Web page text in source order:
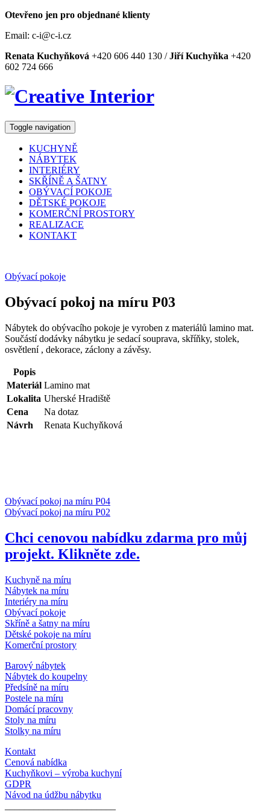
Otevřeno jen pro objednané klienty
Email: c-i@c-i.cz
Renata Kuchyňková +420 606 440 130 /Jiří Kuchyňka +420
602 724 666
Toggle navigation
KUCHYNĚ
NÁBYTEK
INTERIÉRY
SKŘÍNĚ A ŠATNY
OBÝVACÍ POKOJE
DĚTSKÉ POKOJE
KOMERČNÍ PROSTORY
REALIZACE
KONTAKT
Obývací pokoje
Obývací pokoj na míru P03
Nábytek do obývacího pokoje je vyroben z materiálů lamino mat.
Součástí dodávky nábytku je sedací souprava, skříňky, stolek,
osvětlení , dekorace, záclony a závěsy.
Popis
Materiál Lamino mat
Lokalita Uherské Hradiště
Cena
Na dotaz
Návrh
Renata Kuchyňková
Obývací pokoj na míru P04
Obývací pokoj na míru P02
Chci cenovou nabídku zdarma pro můj
projekt. Klikněte zde.
Kuchyně na míru
Nábytek na míru
Interiéry na míru
Obývací pokoje
Skříně a šatny na míru
Dětské pokoje na míru
Komerční prostory
Barový nábytek
Nábytek do koupelny
Předsíně na míru
Postele na míru
Domácí pracovny
Stoly na míru
Stolky na míru
Kontakt
Cenová nabídka
Kuchyňkovi – výroba kuchyní
GDPR
Návod na údžbu nábytku